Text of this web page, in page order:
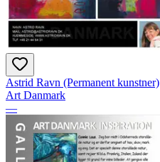
Astrid Ravn (Permanent kunstner)
Art Danmark
—